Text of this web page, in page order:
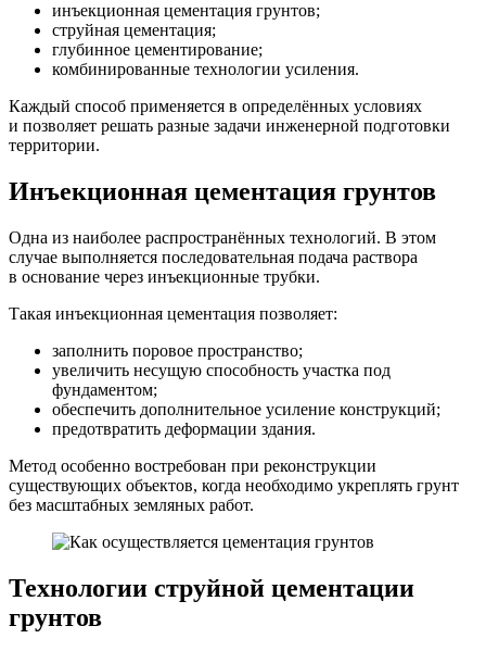
инъекционная цементация грунтов;
струйная цементация;
глубинное цементирование;
комбинированные технологии усиления.
Каждый способ применяется в определённых условиях
и позволяет решать разные задачи инженерной подготовки
территории.
Инъекционная цементация грунтов
Одна из наиболее распространённых технологий. В этом
случае выполняется последовательная подача раствора
в основание через инъекционные трубки.
Такая инъекционная цементация позволяет:
заполнить поровое пространство;
увеличить несущую способность участка под
фундаментом;
обеспечить дополнительное усиление конструкций;
предотвратить деформации здания.
Метод особенно востребован при реконструкции
существующих объектов, когда необходимо укреплять грунт
без масштабных земляных работ.
Технологии струйной цементации
грунтов